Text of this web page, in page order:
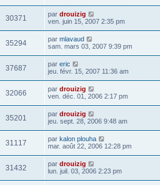
30371 par drouizig
ven. juin 15, 2007 2:35 pm
35294 par mlavaud
sam. mars 03, 2007 9:39 pm
37687 par eric
jeu. févr. 15, 2007 11:36 am
32066 par drouizig
ven. déc. 01, 2006 2:17 pm
35201 par drouizig
jeu. sept. 28, 2006 9:48 am
31117 par kalon plouha
mar. août 22, 2006 12:28 pm
31432 par drouizig
lun. juil. 03, 2006 2:23 pm